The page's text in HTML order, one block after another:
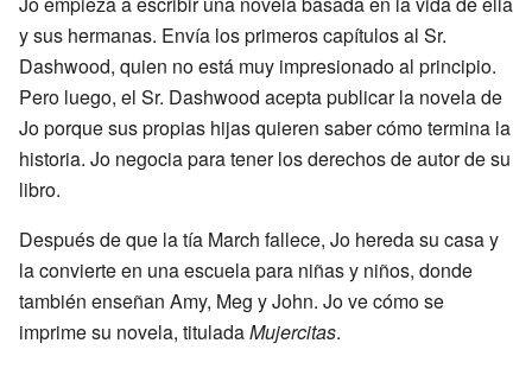
y sus hermanas. Envía los primeros capítulos al Sr.
Dashwood, quien no está muy impresionado al principio.
Pero luego, el Sr. Dashwood acepta publicar la novela de
Jo porque sus propias hijas quieren saber cómo termina la
historia. Jo negocia para tener los derechos de autor de su
libro.
Después de que la tía March fallece, Jo hereda su casa y
la convierte en una escuela para niñas y niños, donde
también enseñan Amy, Meg y John. Jo ve cómo se
imprime su novela, tituladaMujercitas.